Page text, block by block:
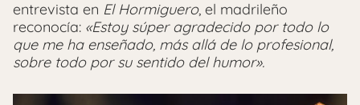
entrevista en El Hormiguero, el madrileño
reconocía: «Estoy súper agradecido por todo lo
que me ha enseñado, más allá de lo profesional,
sobre todo por su sentido del humor».